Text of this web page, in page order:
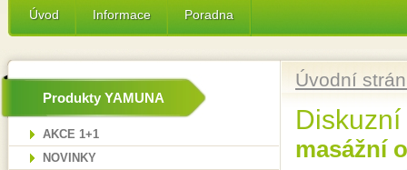
Úvod Informace Poradna
Produkty YAMUNA
AKCE 1+1
NOVINKY
Úvodní
masážní